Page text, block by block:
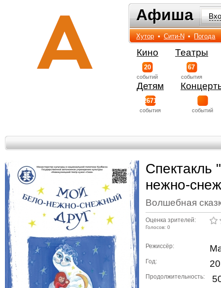
Афиша
Афиша
Хутор • Сити-N • Погода
Кино
20
событий
Театры
67
события
Детям
2671
события событий
Спектакль
нежно-
Волшебная
Оценка зрителей:
Голосов: 0
Режиссёр:
Год:
Продолжительность: